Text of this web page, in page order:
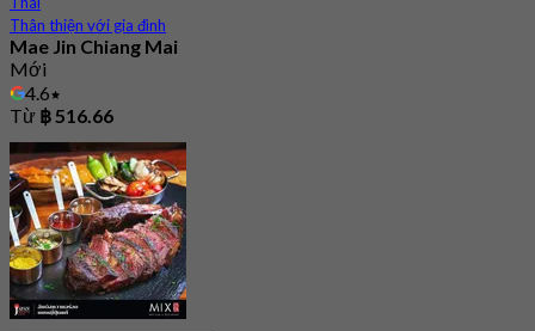
Thân thiện với gia đình
Mae Jin Chiang Mai
Mới
4.6
Từ ฿ 516.66